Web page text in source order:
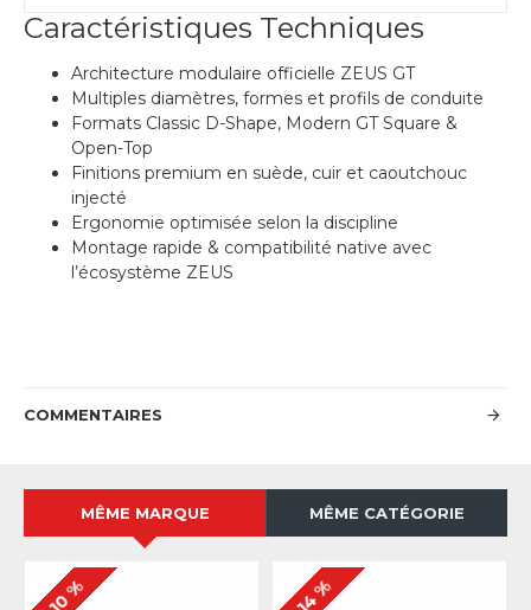
Caractéristiques Techniques
Architecture modulaire officielle ZEUS GT
Multiples diamètres, formes et profils de conduite
Formats Classic D-Shape, Modern GT Square &
Open-Top
Finitions premium en suède, cuir et caoutchouc
injecté
Ergonomie optimisée selon la discipline
Montage rapide & compatibilité native avec
l’écosystème ZEUS
COMMENTAIRES
MÊME MARQUE MÊME CATÉGORIE
-10 % -14 %